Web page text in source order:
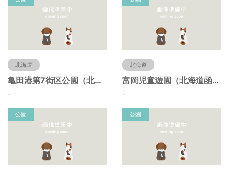
北海道
亀田港第7街区公園（北海道函館市）
-
北海道
富岡児童遊園（北海道函館市）
-
公園 公園